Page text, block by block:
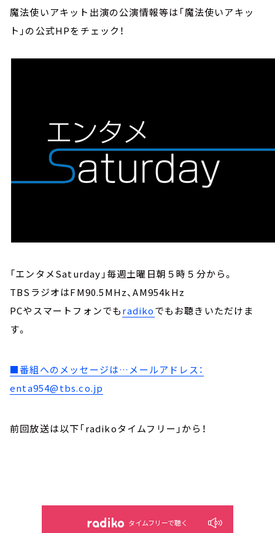
魔法使いアキット出演の公演情報等は「魔法使いアキッ
ト」の公式HPをチェック！
「エンタメSaturday」毎週土曜日朝５時５分から。
TBSラジオはFM90.5MHz、AM954kHz
PCやスマートフォンでもradikoでもお聴きいただけま
す。
■番組へのメッセージは…メールアドレス：
enta954@tbs.co.jp
前回放送は以下「radikoタイムフリー」から！
タイムフリーで聴く